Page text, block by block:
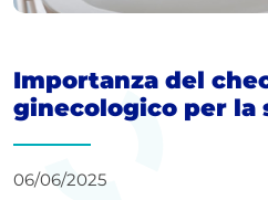
Importanza del
ginecologico per la
06/06/2025